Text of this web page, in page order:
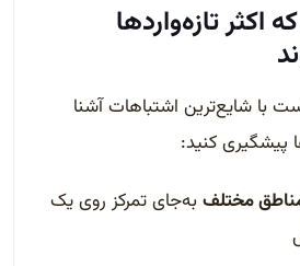
اکثر تازه‌واردها
با شایع‌ترین اشتباهات آشنا
پیشگیری کنید:
مختلفبه‌جای تمرکز روی یک